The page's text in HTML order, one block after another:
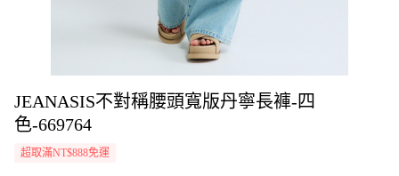
JEANASIS不對稱腰頭寬版丹寧長褲-四
色-669764
超取滿NT$888免運